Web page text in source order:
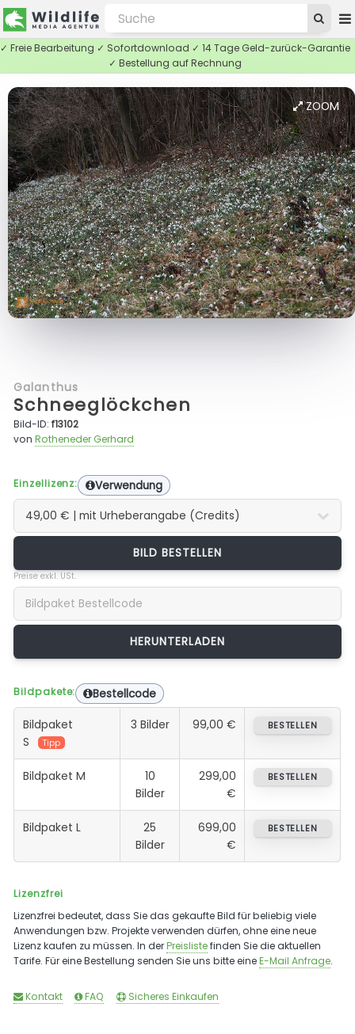
✓ Freie Bearbeitung ✓ Sofortdownload ✓ 14 Tage Geld-zurück-Garantie
✓ Bestellung auf Rechnung
ZOOM
Galanthus
Schneeglöckchen
Bild-ID:f13102
vonRotheneder Gerhard
Einzellizenz: Verwendung
BILD BESTELLEN
Preise exkl. USt.
Bildpakete: Bestellcode
Bildpaket
S
Tipp
3 Bilder 99,00 € BESTELLEN
Bildpaket M
10
Bilder
299,00
€
BESTELLEN
Bildpaket L
25
Bilder
699,00
€
BESTELLEN
Lizenzfrei
Lizenzfrei bedeutet, dass Sie das gekaufte Bild für beliebig viele
Anwendungen bzw. Projekte verwenden dürfen, ohne eine neue
Lizenz kaufen zu müssen. In derPreislistefinden Sie die aktuellen
Tarife. Für eine Bestellung senden Sie uns bitte eineE-Mail Anfrage.
Kontakt FAQ Sicheres Einkaufen